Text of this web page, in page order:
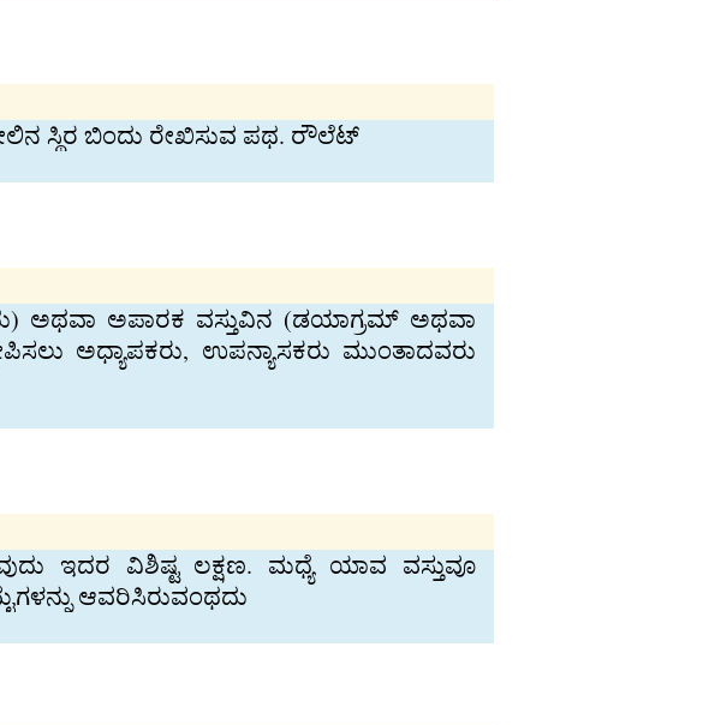
ಸ್ಥಿರ ಬಿಂದು ರೇಖಿಸುವ ಪಥ. ರೌಲೆಟ್
ಅಥವಾ ಅಪಾರಕ ವಸ್ತುವಿನ (ಡಯಾಗ್ರಮ್ ಅಥವಾ
ಅಧ್ಯಾಪಕರು, ಉಪನ್ಯಾಸಕರು ಮುಂತಾದವರು
ಇದರ ವಿಶಿಷ್ಟ ಲಕ್ಷಣ. ಮಧ್ಯೆ ಯಾವ ವಸ್ತುವೂ
ಆವರಿಸಿರುವಂಥದು